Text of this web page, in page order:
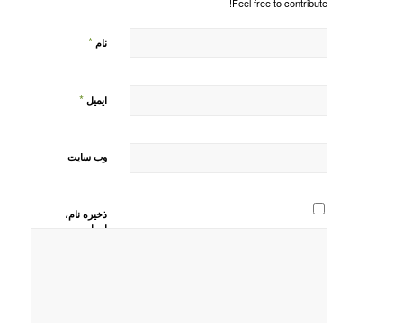
نام *
ایمیل *
وب‌ سایت
ذخیره نام،
ایمیل و